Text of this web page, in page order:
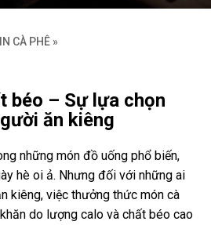
CÀ PHÊ »
béo – Sự lựa chọn
ăn kiêng
những món đồ uống phổ biến,
hè oi ả. Nhưng đối với những ai
kiêng, việc thưởng thức món cà
do lượng calo và chất béo cao